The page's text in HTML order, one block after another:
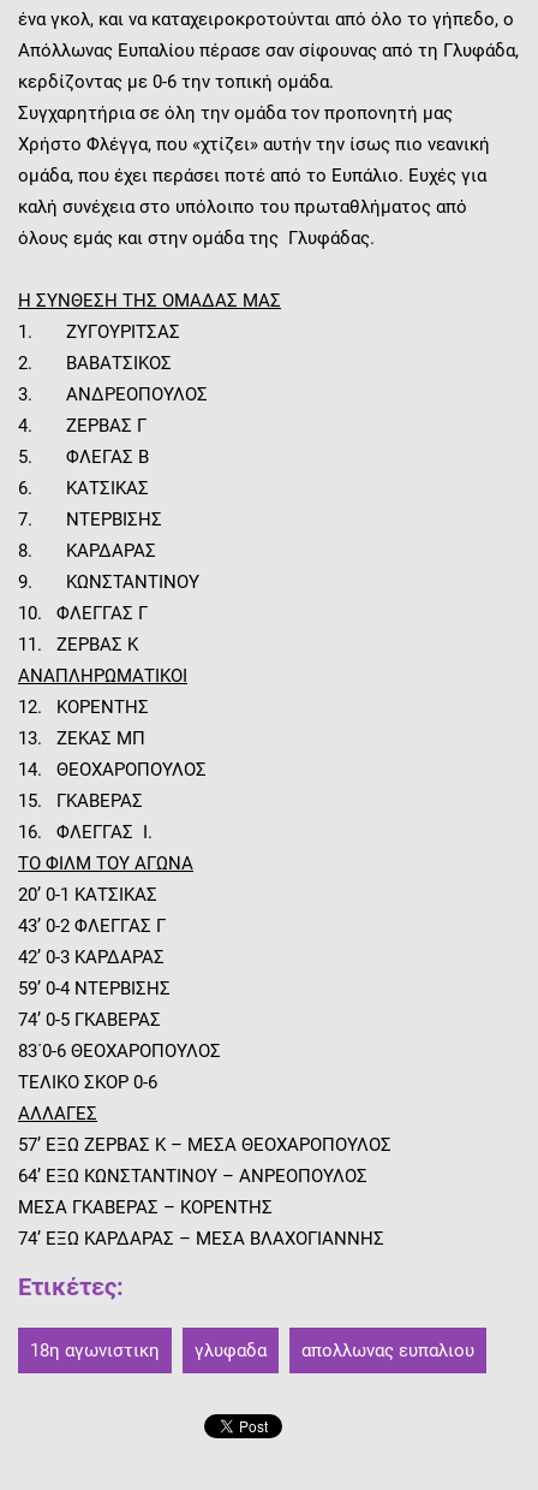
ένα γκολ, και να καταχειροκροτούνται από όλο το γήπεδο, ο
Απόλλωνας Ευπαλίου πέρασε σαν σίφουνας από τη Γλυφάδα,
κερδίζοντας με 0-6 την τοπική ομάδα.
Συγχαρητήρια σε όλη την ομάδα τον προπονητή μας
Χρήστο Φλέγγα, που «χτίζει» αυτήν την ίσως πιο νεανική
ομάδα, που έχει περάσει ποτέ από το Ευπάλιο. Ευχές για
καλή συνέχεια στο υπόλοιπο του πρωταθλήματος από
όλους εμάς και στην ομάδα της Γλυφάδας.
Η ΣΥΝΘΕΣΗ ΤΗΣ ΟΜΑΔΑΣ ΜΑΣ
1. ΖΥΓΟΥΡΙΤΣΑΣ
2. ΒΑΒΑΤΣΙΚΟΣ
3. ΑΝΔΡΕΟΠΟΥΛΟΣ
4. ΖΕΡΒΑΣ Γ
5. ΦΛΕΓΑΣ Β
6. ΚΑΤΣΙΚΑΣ
7. ΝΤΕΡΒΙΣΗΣ
8. ΚΑΡΔΑΡΑΣ
9. ΚΩΝΣΤΑΝΤΙΝΟΥ
10. ΦΛΕΓΓΑΣ Γ
11. ΖΕΡΒΑΣ Κ
ΑΝΑΠΛΗΡΩΜΑΤΙΚΟΙ
12. ΚΟΡΕΝΤΗΣ
13. ΖΕΚΑΣ ΜΠ
14. ΘΕΟΧΑΡΟΠΟΥΛΟΣ
15. ΓΚΑΒΕΡΑΣ
16. ΦΛΕΓΓΑΣ Ι.
ΤΟ ΦΙΛΜ ΤΟΥ ΑΓΩΝΑ
20’ 0-1 ΚΑΤΣΙΚΑΣ
43’ 0-2 ΦΛΕΓΓΑΣ Γ
42’ 0-3 ΚΑΡΔΑΡΑΣ
59’ 0-4 ΝΤΕΡΒΙΣΗΣ
74’ 0-5 ΓΚΑΒΕΡΑΣ
83΄0-6 ΘΕΟΧΑΡΟΠΟΥΛΟΣ
ΤΕΛΙΚΟ ΣΚΟΡ 0-6
ΑΛΛΑΓΕΣ
57’ ΕΞΩ ΖΕΡΒΑΣ Κ – ΜΕΣΑ ΘΕΟΧΑΡΟΠΟΥΛΟΣ
64’ ΕΞΩ ΚΩΝΣΤΑΝΤΙΝΟΥ – ΑΝΡΕΟΠΟΥΛΟΣ
ΜΕΣΑ ΓΚΑΒΕΡΑΣ – ΚΟΡΕΝΤΗΣ
74’ ΕΞΩ ΚΑΡΔΑΡΑΣ – ΜΕΣΑ ΒΛΑΧΟΓΙΑΝΝΗΣ
Ετικέτες:
18η αγωνιστικη γλυφαδα απολλωνας ευπαλιου